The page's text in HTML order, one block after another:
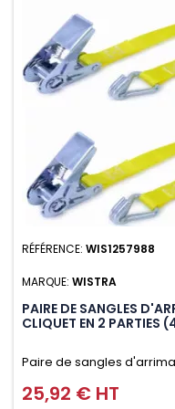
RÉFÉRENCE: WIS1257988
MARQUE: WISTRA
PAIRE DE SANGLES
CLIQUET EN 2
Paire de sangles
crochet en 2 parties
Prix
25,92 € HT